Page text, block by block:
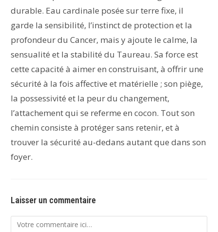
durable. Eau cardinale posée sur terre fixe, il
garde la sensibilité, l’instinct de protection et la
profondeur du Cancer, mais y ajoute le calme, la
sensualité et la stabilité du Taureau. Sa force est
cette capacité à aimer en construisant, à offrir une
sécurité à la fois affective et matérielle ; son piège,
la possessivité et la peur du changement,
l’attachement qui se referme en cocon. Tout son
chemin consiste à protéger sans retenir, et à
trouver la sécurité au-dedans autant que dans son
foyer.
Laisser un commentaire
Comment